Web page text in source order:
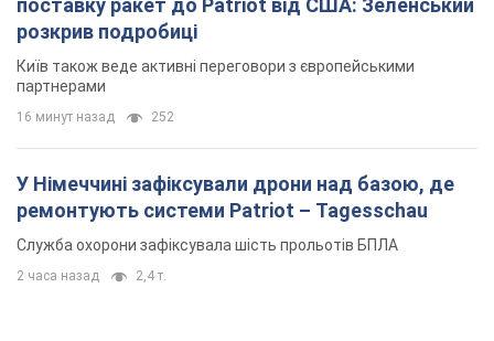
поставку ракет до Patriot від США: Зеленський
розкрив подробиці
Київ також веде активні переговори з європейськими
партнерами
16 минут назад 252
У Німеччині зафіксували дрони над базою, де
ремонтують системи Patriot – Tagesschau
Служба охорони зафіксувала шість прольотів БПЛА
2 часа назад 2,4 т.